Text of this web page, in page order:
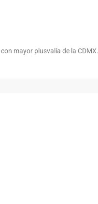
mayor plusvalía de la CDMX.